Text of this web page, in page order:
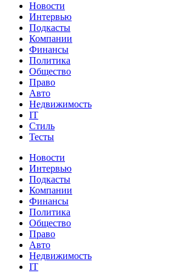
Новости
Интервью
Подкасты
Компании
Финансы
Политика
Общество
Право
Авто
Недвижимость
IT
Стиль
Тесты
Новости
Интервью
Подкасты
Компании
Финансы
Политика
Общество
Право
Авто
Недвижимость
IT